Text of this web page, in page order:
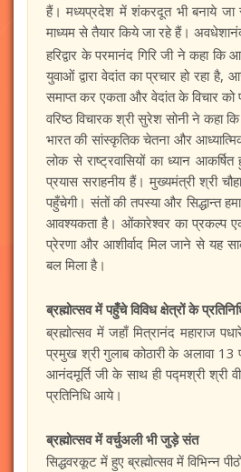
हैं। मध्यप्रदेश में शंकरदूत भी बनाये जा
माध्यम से तैयार किये जा रहे हैं।
हरिद्वार के परमानंद गिरि जी ने कहा
युवाओं द्वारा वेदांत का प्रचार हो रहा
समाप्त कर एकता और वेदांत के विचार को
वरिष्ठ विचारक श्री सुरेश सोनी ने कहा
भारत की सांस्कृतिक चेतना और
लोक से राष्ट्रवासियों का ध्यान
प्रयास सराहनीय हैं। मुख्यमंत्री श्री
पहुँचेगी। संतों की तपस्या और सिद्धान्त
आवश्यकता है। ओंकारेश्वर का प्रकल्प
प्रेरणा और आशीर्वाद मिल जाने से यह
बल मिला है।
ब्रह्मोत्सव में पहुँचे विविध क्षेत्रों के
ब्रह्मोत्सव में जहाँ मित्रानंद महाराज
प्रमुख श्री गुलाब कोठारी के अलावा
आनंदमूर्ति जी के साथ ही पद्मश्री
प्रतिनिधि आये।
ब्रह्मोत्सव में वर्चुअली भी जुड़े संत
सिद्धवरकूट में हुए ब्रह्मोत्सव में